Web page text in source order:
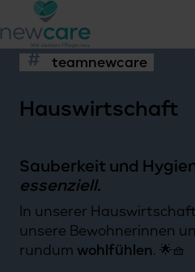
teamnewcare
Hauswirtschaft
Sauberkeit und
essenziell.
In unserer
unsere Bewohnerinnen
rundum wohlfühlen. 🌟🧺